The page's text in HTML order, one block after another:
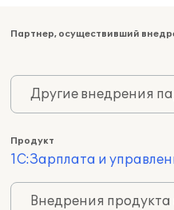
Партнер, осуществивший
Другие внедрения
Продукт
1С:Зарплата и
Внедрения